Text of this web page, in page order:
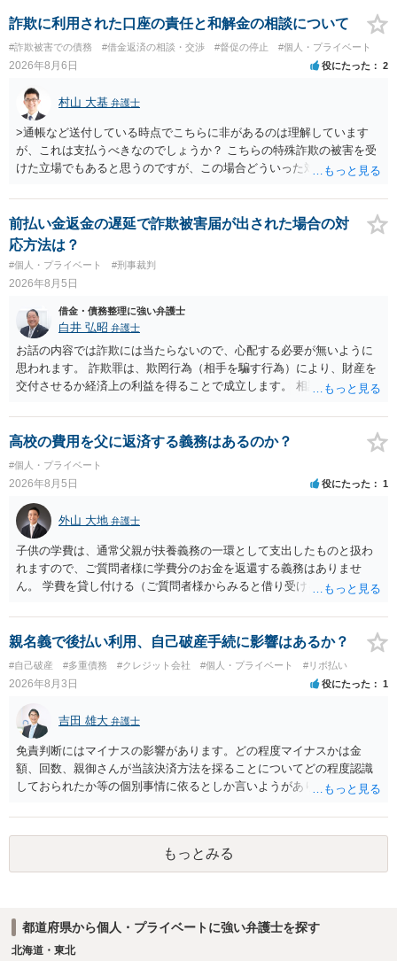
くれるため、弁護士へ自己破産を任せれば解決します。
詐欺に利用された口座の責任と和解金の相談について
#詐欺被害での債務 #借金返済の相談・交渉 #督促の停止 #個人・プライベート
2026年8月6日 役にたった 2
村山 大基 弁護士
>通帳など送付している時点でこちらに非があるのは理解しています
が、これは支払うべきなのでしょうか？ こちらの特殊詐欺の被害を受
けた立場でもあると思うのですが、この場合どういった対処が必要で
がいいとは思います。 そもそも、特殊詐欺関係なく旦那さんの行為
は法に触れる可能性もあります。 ＞100万を支払わず穏便に和解する
ことは可能でしょうか？ →一般的には難しいです。相談者さんも１０
０万円の被害を受けたとして、１円も払わないで和解したいと言われ
たら、 できるだけ重い刑罰を与えて欲しい、と思われるのではない
でしょうか。 ＞弁護士さんに入ってもらうことで支払額が下がること
はありますか？ そこはあり得ます、ただ、弁護士費用かけるならその
分賠償に回すことも考えられるので、 兼ね合いは考えてみましょう。
前払い金返金の遅延で詐欺被害届が出された場合の対
応方法は？
#個人・プライベート #刑事裁判
2026年8月5日
借金・債務整理に強い弁護士
白井 弘昭 弁護士
お話の内容では詐欺には当たらないので、心配する必要が無いように
思われます。 詐欺罪は、欺罔行為（相手を騙す行為）により、財産を
交付させるか経済上の利益を得ることで成立します。 相談者さんは、
ので、詐欺罪の実行行為性が無く罪に問うことはできません。 おそら
く、相手が真実を話せば警察も取り合わないと思いますが、虚偽の内
容を述べた場合は、捜査はあるかもしれません。 ただし、捜査におい
て、真実を説明すれば、「ちゃんと返しなさいよ」程度の注意で済む
ことだと思われます。 また、返せるお金が無いのであれば、返せない
のは致し方ありません。真摯に分割して支払うことを相手に告げてい
くのみでしょう。 以上、ご参考まで。
高校の費用を父に返済する義務はあるのか？
#個人・プライベート
2026年8月5日 役にたった 1
外山 大地 弁護士
子供の学費は、通常父親が扶養義務の一環として支出したものと扱わ
れますので、ご質問者様に学費分のお金を返還する義務はありませ
ん。 学費を貸し付ける（ご質問者様からみると借り受ける）といった
ょう。
親名義で後払い利用、自己破産手続に影響はあるか？
#自己破産 #多重債務 #クレジット会社 #個人・プライベート #リボ払い
2026年8月3日 役にたった 1
吉田 雄大 弁護士
免責判断にはマイナスの影響があります。どの程度マイナスかは金
額、回数、親御さんが当該決済方法を採ることについてどの程度認識
しておられたか等の個別事情に依るとしか言いようがありません。 と
なって相談し、善後策を考えることをお勧めします。
もっとみる
都道府県から個人・プライベートに強い弁護士を探す
北海道・東北